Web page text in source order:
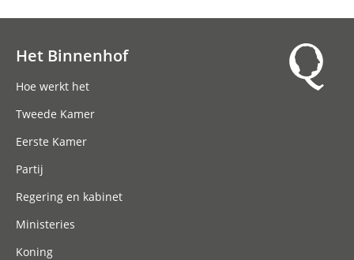
Het Binnenhof
Hoe werkt het
Tweede Kamer
Eerste Kamer
Partij
Regering en kabinet
Ministeries
Koning